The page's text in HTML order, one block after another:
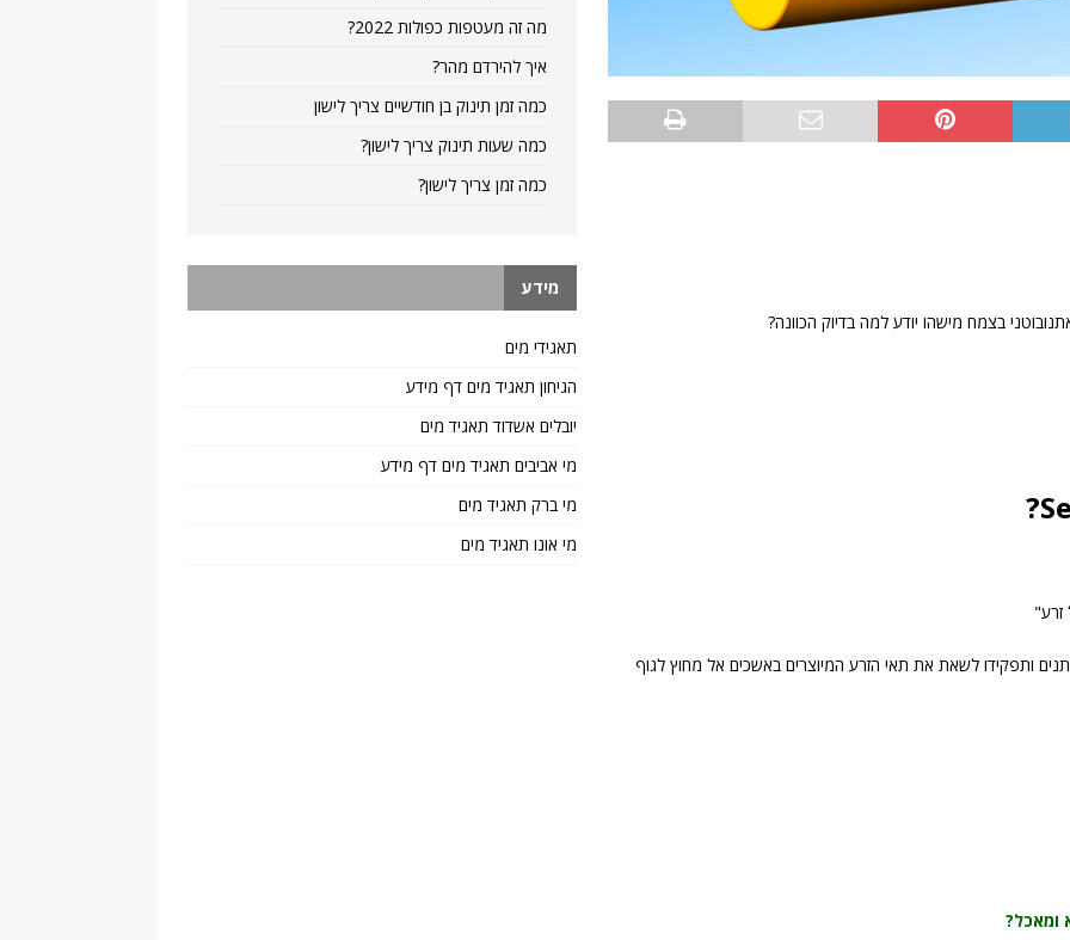
ותפקידו לשאת את תאי הזרע המיוצרים באשכים אל מחוץ לגוף
ומאכל?
מה זה מעטפות כפולות 2022?
איך להירדם מהר?
כמה זמן תינוק בן חודשיים צריך לישון
כמה שעות תינוק צריך לישון?
כמה זמן צריך לישון?
מידע
תאגידי מים
הגיחון תאגיד מים דף מידע
יובלים אשדוד תאגיד מים
מי אביבים תאגיד מים דף מידע
מי ברק תאגיד מים
מי אונו תאגיד מים